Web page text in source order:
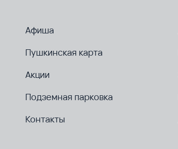
Афиша
Пушкинская карта
Акции
Подземная парковка
Контакты